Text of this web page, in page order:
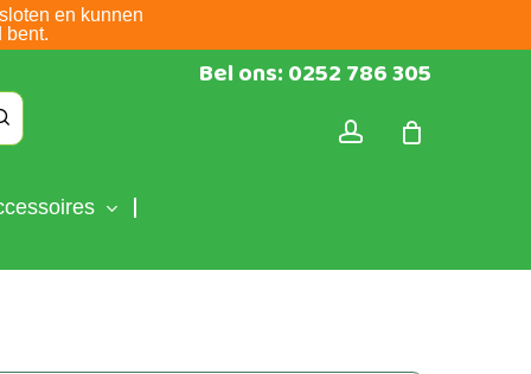
en kunnen
bent.
Bel ons: 0252 786 305